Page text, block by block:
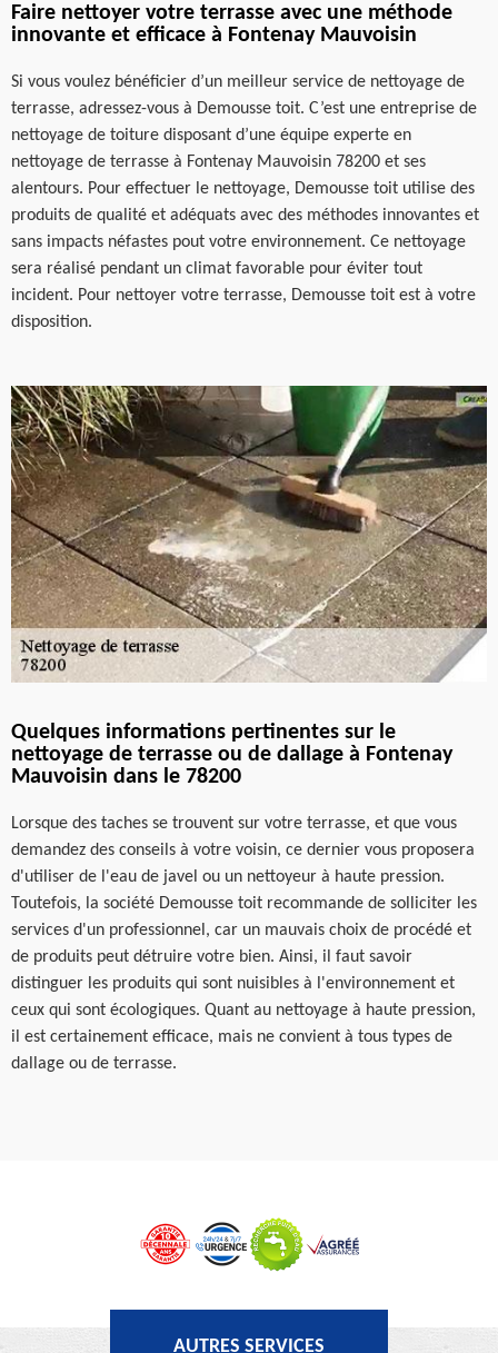
Faire nettoyer votre terrasse avec une méthode
innovante et efficace à Fontenay Mauvoisin
Si vous voulez bénéficier d’un meilleur service de nettoyage de
terrasse, adressez-vous à Demousse toit. C’est une entreprise de
nettoyage de toiture disposant d’une équipe experte en
nettoyage de terrasse à Fontenay Mauvoisin 78200 et ses
alentours. Pour effectuer le nettoyage, Demousse toit utilise des
produits de qualité et adéquats avec des méthodes innovantes et
sans impacts néfastes pout votre environnement. Ce nettoyage
sera réalisé pendant un climat favorable pour éviter tout
incident. Pour nettoyer votre terrasse, Demousse toit est à votre
disposition.
Quelques informations pertinentes sur le
nettoyage de terrasse ou de dallage à Fontenay
Mauvoisin dans le 78200
Lorsque des taches se trouvent sur votre terrasse, et que vous
demandez des conseils à votre voisin, ce dernier vous proposera
d'utiliser de l'eau de javel ou un nettoyeur à haute pression.
Toutefois, la société Demousse toit recommande de solliciter les
services d'un professionnel, car un mauvais choix de procédé et
de produits peut détruire votre bien. Ainsi, il faut savoir
distinguer les produits qui sont nuisibles à l'environnement et
ceux qui sont écologiques. Quant au nettoyage à haute pression,
il est certainement efficace, mais ne convient à tous types de
dallage ou de terrasse.
AUTRES SERVICES